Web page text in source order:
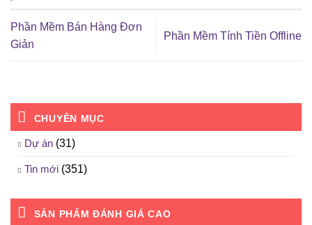
Phần Mềm Bán Hàng Đơn
Giản
Phần Mềm Tính Tiền Offline
CHUYÊN MỤC
Dự án (31)
Tin mới (351)
SẢN PHẨM ĐÁNH GIÁ CAO